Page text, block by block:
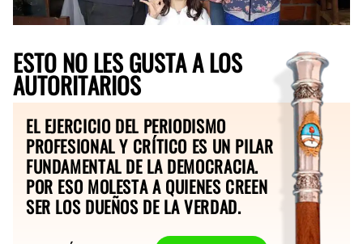
ESTO NO LES GUSTA A LOS
AUTORITARIOS
EL EJERCICIO DEL PERIODISMO
PROFESIONAL Y CRÍTICO ES UN PILAR
FUNDAMENTAL DE LA DEMOCRACIA.
POR ESO MOLESTA A QUIENES CREEN
SER LOS DUEÑOS DE LA VERDAD.